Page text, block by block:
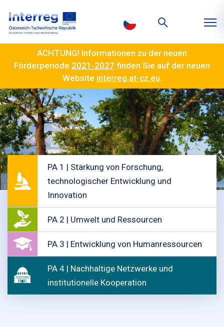
ACHTUNG! Informationen zu der neuen
Förderperiode 2021-2027 finden Sie auf der neuen
Website interreg.at-cz.eu.
PA 1 | Stärkung von Forschung,
technologischer Entwicklung und
Innovation
PA 2 | Umwelt und Ressourcen
PA 3 | Entwicklung von Humanressourcen
PA 4 | Nachhaltige Netzwerke und
institutionelle Kooperation